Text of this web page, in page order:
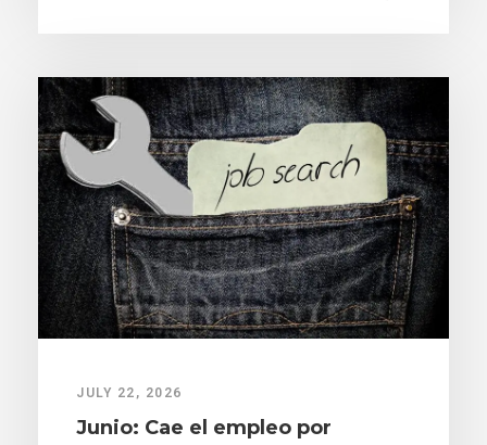
JULY 22, 2026
Junio: Cae el empleo por